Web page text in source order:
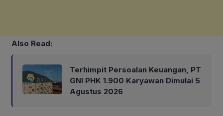
Also Read:
Terhimpit Persoalan Keuangan, PT
GNI PHK 1.900 Karyawan Dimulai 5
Agustus 2026